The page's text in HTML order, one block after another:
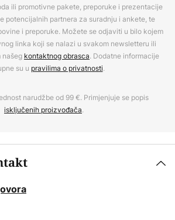
ili promotivne pakete, preporuke i prezentacije
potencijalnih partnera za suradnju i ankete, te
i preporuke. Možete se odjaviti u bilo kojem
linka koji se nalazi u svakom newsletteru ili
našeg kontaktnog obrasca. Dodatne informacije
su u pravilima o privatnosti.
narudžbe od 99 €. Primjenjuje se popis
isključenih proizvođača.